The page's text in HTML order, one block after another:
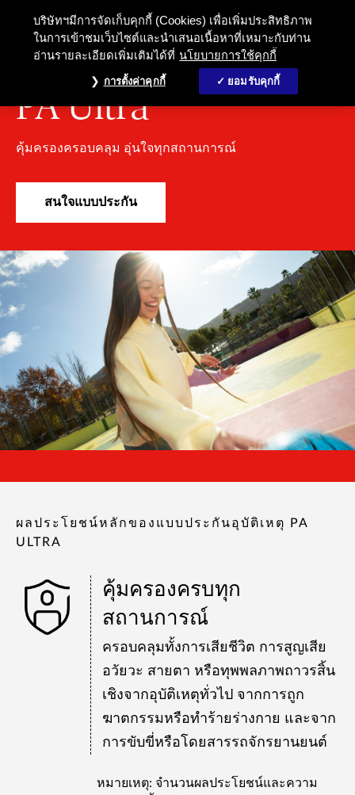
แบบประกันอุบัติเหตุ PA Ultra คุ้ม
PA Ultra
คุ้มครองครอบคลุม อุ่นใจทุกสถานการณ์
สนใจแบบประกัน
ผลประโยชน์หลักของแบบประกันอุบัติเหตุ PA
ULTRA
คุ้มครองครบทุก
สถานการณ์
ครอบคลุมทั้งการเสียชีวิต การสูญเสีย
อวัยวะ สายตา หรือทุพพลภาพถาวรสิ้น
เชิงจากอุบัติเหตุทั่วไป จากการถูก
ฆาตกรรมหรือทำร้ายร่างกาย และจาก
การขับขี่หรือโดยสารรถจักรยานยนต์
หมายเหตุ: จำนวนผลประโยชน์และความ
บริษัทฯมีการจัดเก็บคุกกี้ (Cookies) เพื่อเพิ่มประสิทธิภาพ
ในการเข้าชมเว็บไซต์และนำเสนอเนื้อหาที่เหมาะกับท่าน
อ่านรายละเอียดเพิ่มเติมได้ที่ นโยบายการใช้คุกกี้
การตั้งค่าคุกกี้ ยอมรับคุกกี้